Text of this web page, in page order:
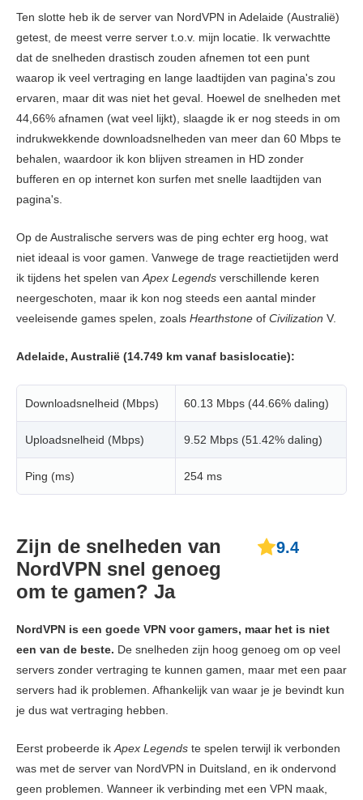
Ten slotte heb ik de server van NordVPN in Adelaide (Australië)
getest, de meest verre server t.o.v. mijn locatie. Ik verwachtte
dat de snelheden drastisch zouden afnemen tot een punt
waarop ik veel vertraging en lange laadtijden van pagina's zou
ervaren, maar dit was niet het geval. Hoewel de snelheden met
44,66% afnamen (wat veel lijkt), slaagde ik er nog steeds in om
indrukwekkende downloadsnelheden van meer dan 60 Mbps te
behalen, waardoor ik kon blijven streamen in HD zonder
bufferen en op internet kon surfen met snelle laadtijden van
pagina's.
Op de Australische servers was de ping echter erg hoog, wat
niet ideaal is voor gamen. Vanwege de trage reactietijden werd
ik tijdens het spelen van Apex Legends verschillende keren
neergeschoten, maar ik kon nog steeds een aantal minder
veeleisende games spelen, zoals Hearthstone of Civilization V.
Adelaide, Australië (14.749 km vanaf basislocatie):
Downloadsnelheid (Mbps) 60.13 Mbps (44.66% daling)
Uploadsnelheid (Mbps) 9.52 Mbps (51.42% daling)
Ping (ms) 254 ms
Zijn de snelheden van
NordVPN snel genoeg
om te gamen? Ja
9.4
NordVPN is een goede VPN voor gamers, maar het is niet
een van de beste. De snelheden zijn hoog genoeg om op veel
servers zonder vertraging te kunnen gamen, maar met een paar
servers had ik problemen. Afhankelijk van waar je je bevindt kun
je dus wat vertraging hebben.
Eerst probeerde ik Apex Legends te spelen terwijl ik verbonden
was met de server van NordVPN in Duitsland, en ik ondervond
geen problemen. Wanneer ik verbinding met een VPN maak,